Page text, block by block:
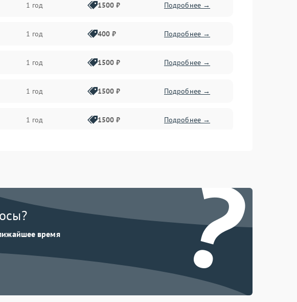
1 год 1500 ₽ Подробнее →
1 год 400 ₽ Подробнее →
1 год 1500 ₽ Подробнее →
1 год 1500 ₽ Подробнее →
1 год 1500 ₽ Подробнее →
1 год ?
время